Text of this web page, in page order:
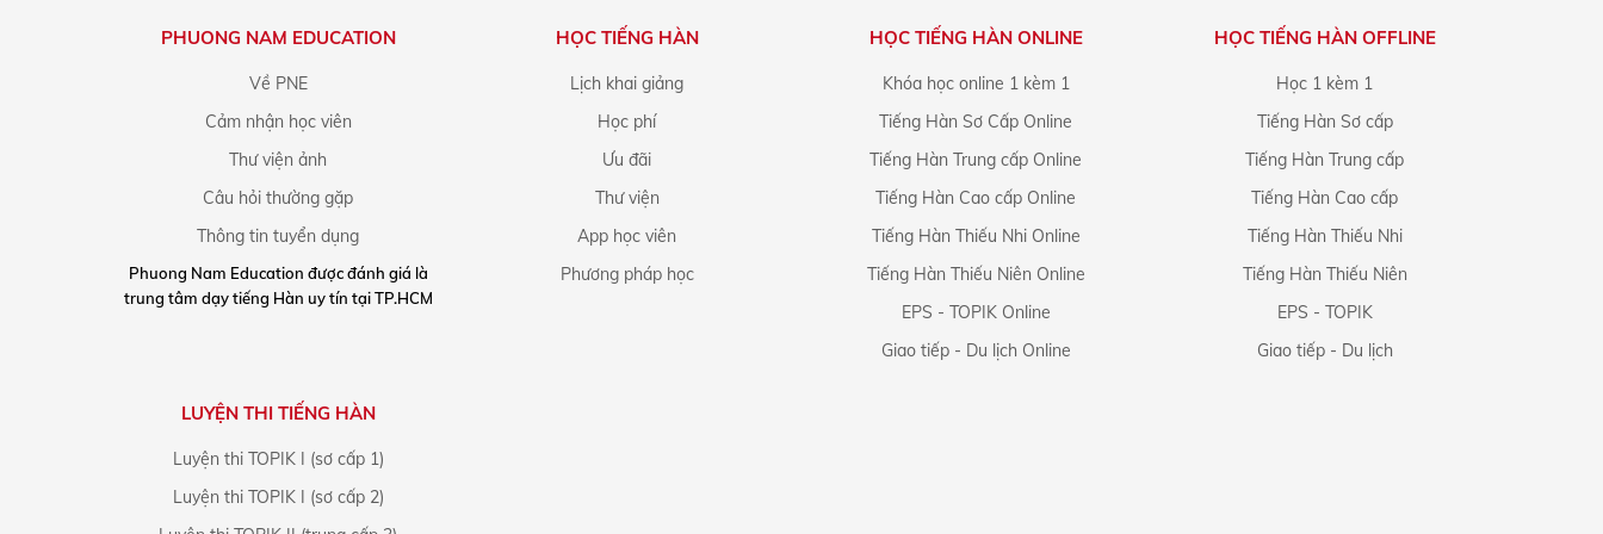
PHUONG NAM EDUCATION
Về PNE
Cảm nhận học viên
Thư viện ảnh
Câu hỏi thường gặp
Thông tin tuyển dụng
Phuong Nam Education được đánh giá là
trung tâm dạy tiếng Hàn uy tín tại TP.HCM
HỌC TIẾNG HÀN
Lịch khai giảng
Học phí
Ưu đãi
Thư viện
App học viên
Phương pháp học
HỌC TIẾNG HÀN ONLINE
Khóa học online 1 kèm 1
Tiếng Hàn Sơ Cấp Online
Tiếng Hàn Trung cấp Online
Tiếng Hàn Cao cấp Online
Tiếng Hàn Thiếu Nhi Online
Tiếng Hàn Thiếu Niên Online
EPS - TOPIK Online
Giao tiếp - Du lịch Online
HỌC TIẾNG HÀN OFFLINE
Học 1 kèm 1
Tiếng Hàn Sơ cấp
Tiếng Hàn Trung cấp
Tiếng Hàn Cao cấp
Tiếng Hàn Thiếu Nhi
Tiếng Hàn Thiếu Niên
EPS - TOPIK
Giao tiếp - Du lịch
LUYỆN THI TIẾNG HÀN
Luyện thi TOPIK I (sơ cấp 1)
Luyện thi TOPIK I (sơ cấp 2)